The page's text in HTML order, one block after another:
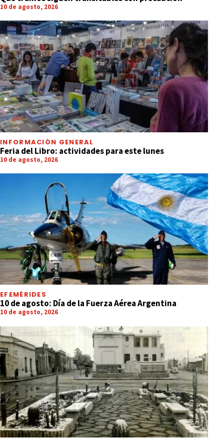
10 de agosto, 2026
INFORMACIÓN GENERAL
Feria del Libro: actividades para este lunes
10 de agosto, 2026
EFEMÉRIDES
10 de agosto: Día de la Fuerza Aérea Argentina
10 de agosto, 2026